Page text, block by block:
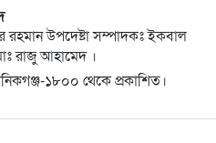
সিলেটের সাবেক মন্ত্রী-
লীগ নেতা গণধোলাইয়ের
রহমান উপদেষ্টা সম্পাদকঃ ইকবাল
রাজু আহামেদ ।
১৮০০ থেকে প্রকাশিত।